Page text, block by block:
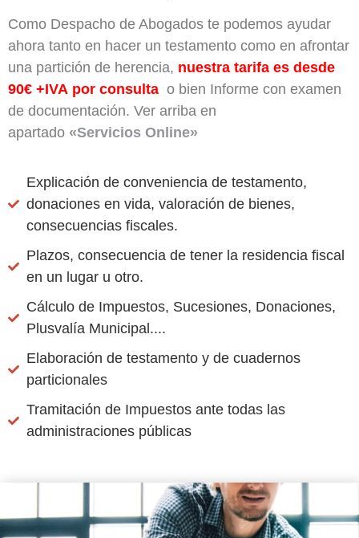
Como Despacho de Abogados te podemos ayudar
ahora tanto en hacer un testamento como en afrontar
una partición de herencia, nuestra tarifa es desde
90€ +IVA por consulta o bien Informe con examen
de documentación. Ver arriba en
apartado «Servicios Online»
Explicación de conveniencia de testamento,
donaciones en vida, valoración de bienes,
consecuencias fiscales.
Plazos, consecuencia de tener la residencia fiscal
en un lugar u otro.
Cálculo de Impuestos, Sucesiones, Donaciones,
Plusvalía Municipal....
Elaboración de testamento y de cuadernos
particionales
Tramitación de Impuestos ante todas las
administraciones públicas